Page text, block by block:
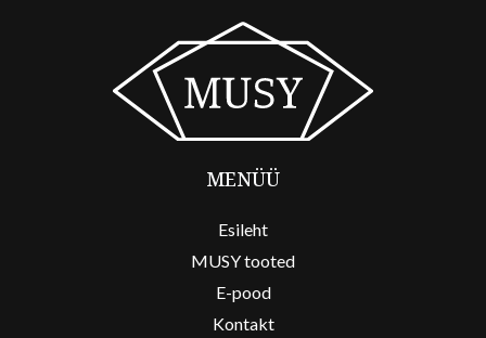
MENÜÜ
Esileht
MUSY tooted
E-pood
Kontakt